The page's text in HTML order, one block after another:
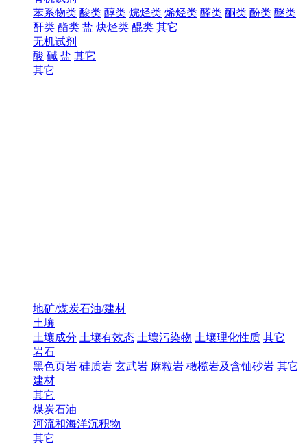
苯系物类 酸类 醇类 烷烃类 烯烃类 醛类 酮类 酚类 醚类
酐类 酯类 盐 炔烃类 醌类 其它
无机试剂
酸 碱 盐 其它
其它
地矿/煤炭石油/建材
土壤
土壤成分 土壤有效态 土壤污染物 土壤理化性质 其它
岩石
黑色页岩 硅质岩 玄武岩 麻粒岩 橄榄岩及含铀砂岩 其它
建材
其它
煤炭石油
河流和海洋沉积物
其它